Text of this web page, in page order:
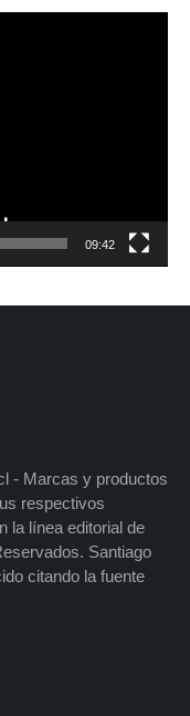
09:42
- Marcas y productos
respectivos
la línea editorial de
Santiago
citando la fuente